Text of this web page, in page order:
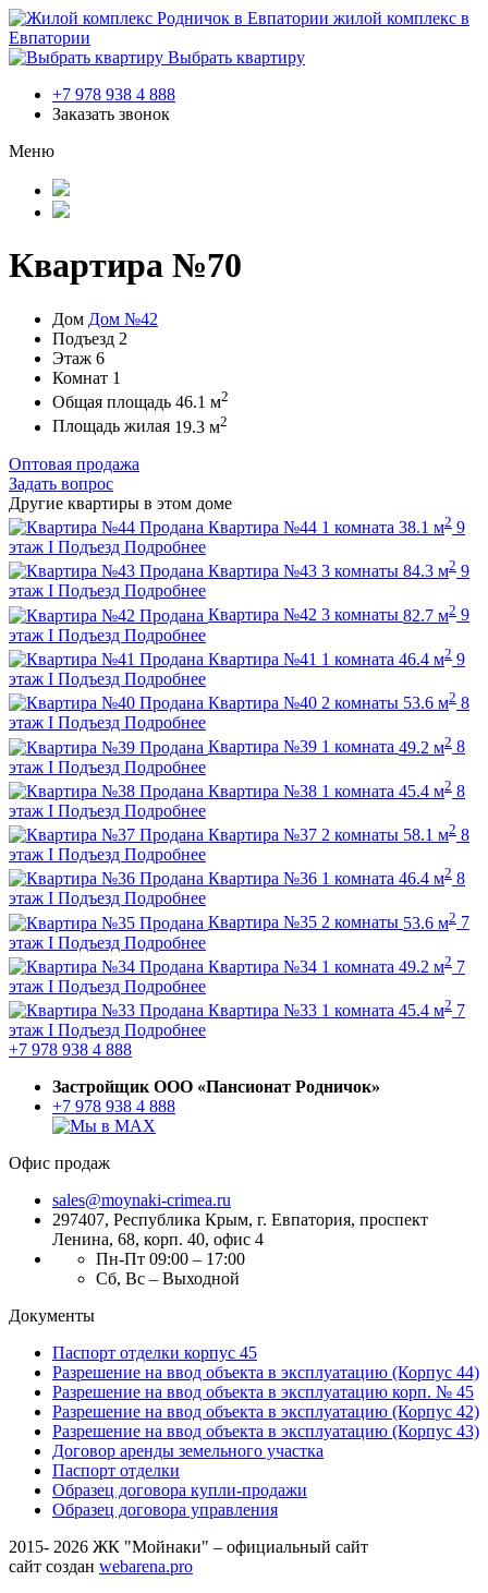
жилой комплекс в
Евпатории
Выбрать квартиру
+7 978 938 4 888
Заказать звонок
Меню
Квартира №70
Дом Дом №42
Подъезд 2
Этаж 6
Комнат 1
Общая площадь 46.1 м2
Площадь жилая 19.3 м2
Оптовая продажа
Задать вопрос
Другие квартиры в этом доме
Продана Квартира №44 1 комната 38.1 м2 9
этаж I Подъезд Подробнее
Продана Квартира №43 3 комнаты 84.3 м2 9
этаж I Подъезд Подробнее
Продана Квартира №42 3 комнаты 82.7 м2 9
этаж I Подъезд Подробнее
Продана Квартира №41 1 комната 46.4 м2 9
этаж I Подъезд Подробнее
Продана Квартира №40 2 комнаты 53.6 м2 8
этаж I Подъезд Подробнее
Продана Квартира №39 1 комната 49.2 м2 8
этаж I Подъезд Подробнее
Продана Квартира №38 1 комната 45.4 м2 8
этаж I Подъезд Подробнее
Продана Квартира №37 2 комнаты 58.1 м2 8
этаж I Подъезд Подробнее
Продана Квартира №36 1 комната 46.4 м2 8
этаж I Подъезд Подробнее
Продана Квартира №35 2 комнаты 53.6 м2 7
этаж I Подъезд Подробнее
Продана Квартира №34 1 комната 49.2 м2 7
этаж I Подъезд Подробнее
Продана Квартира №33 1 комната 45.4 м2 7
этаж I Подъезд Подробнее
+7 978 938 4 888
Застройщик ООО «Пансионат Родничок»
+7 978 938 4 888
Офис продаж
sales@moynaki-crimea.ru
297407, Республика Крым, г. Евпатория, проспект
Ленина, 68, корп. 40, офис 4
Пн-Пт 09:00 – 17:00
Сб, Вс – Выходной
Документы
Паспорт отделки корпус 45
Разрешение на ввод объекта в эксплуатацию (Корпус 44)
Разрешение на ввод объекта в эксплуатацию корп. № 45
Разрешение на ввод объекта в эксплуатацию (Корпус 42)
Разрешение на ввод объекта в эксплуатацию (Корпус 43)
Договор аренды земельного участка
Паспорт отделки
Образец договора купли-продажи
Образец договора управления
2015- 2026 ЖК "Мойнаки" – официальный сайт
сайт создан webarena.pro